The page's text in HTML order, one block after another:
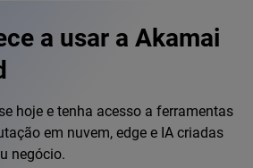
a usar a Akamai
hoje e tenha acesso a ferramentas
em nuvem, edge e IA criadas
negócio.